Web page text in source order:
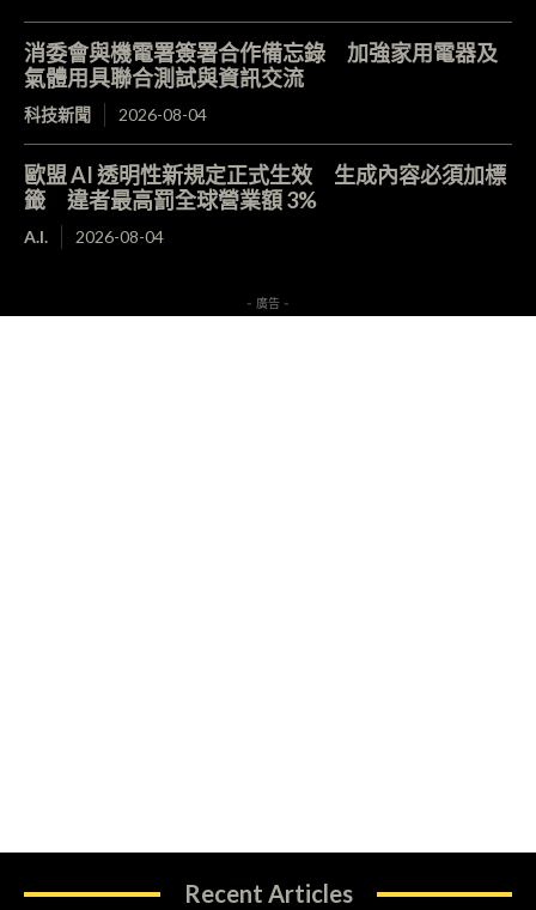
消委會與機電署簽署合作備忘錄 加強家用電器及
氣體用具聯合測試與資訊交流
科技新聞 2026-08-04
歐盟 AI 透明性新規定正式生效 生成內容必須加標
籤 違者最高罰全球營業額 3%
A.I. 2026-08-04
- 廣告 -
Recent Articles